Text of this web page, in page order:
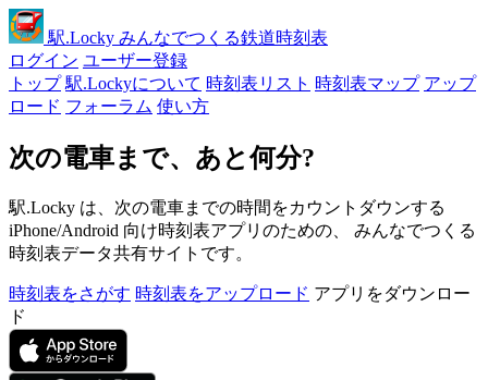
駅.Locky みんなでつくる鉄道時刻表
ログイン ユーザー登録
トップ 駅.Lockyについて 時刻表リスト 時刻表マップ アップ
ロード フォーラム 使い方
次の電車まで、あと何分?
駅.Locky は、次の電車までの時間をカウントダウンする
iPhone/Android 向け時刻表アプリのための、 みんなでつくる
時刻表データ共有サイトです。
時刻表をさがす 時刻表をアップロード アプリをダウンロー
ド